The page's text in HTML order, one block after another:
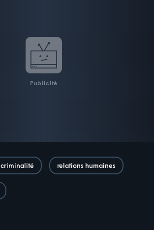
Publicité
criminalité relations humaines